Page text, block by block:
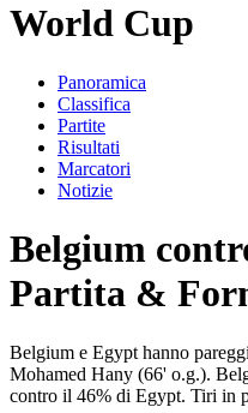
World Cup
Panoramica
Classifica
Partite
Risultati
Marcatori
Notizie
Belgium
Partita &
Belgium e Egypt hanno
Mohamed Hany (66' o.g.).
contro il 46% di Egypt. Tiri in